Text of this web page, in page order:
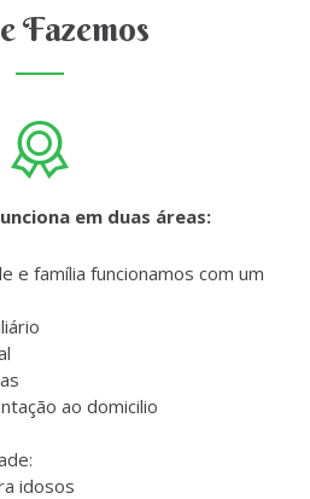
Fazemos
em duas áreas:
e família funcionamos com um
ao domicilio
idosos